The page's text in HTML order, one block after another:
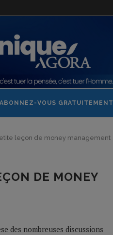
ABONNEZ-VOUS GRATUITEMENT
leçon de money management
DE MONEY
des nombreuses discussions